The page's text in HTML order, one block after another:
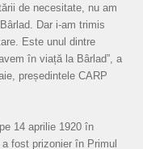
de necesitate, nu am
Dar i-am trimis
Este unul dintre
în viață la Bârlad”, a
președintele CARP
14 aprilie 1920 în
fost prizonier în Primul